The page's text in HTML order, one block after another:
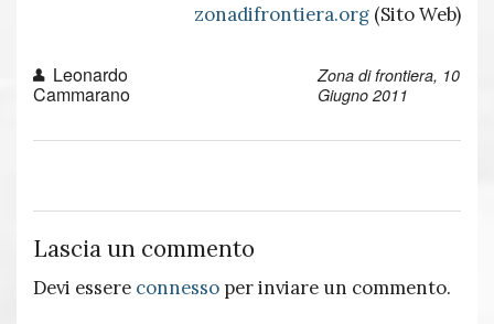
zonadifrontiera.org (Sito Web)
Leonardo
Cammarano
Zona di frontiera, 10
Giugno 2011
Lascia un commento
Devi essere connesso per inviare un commento.